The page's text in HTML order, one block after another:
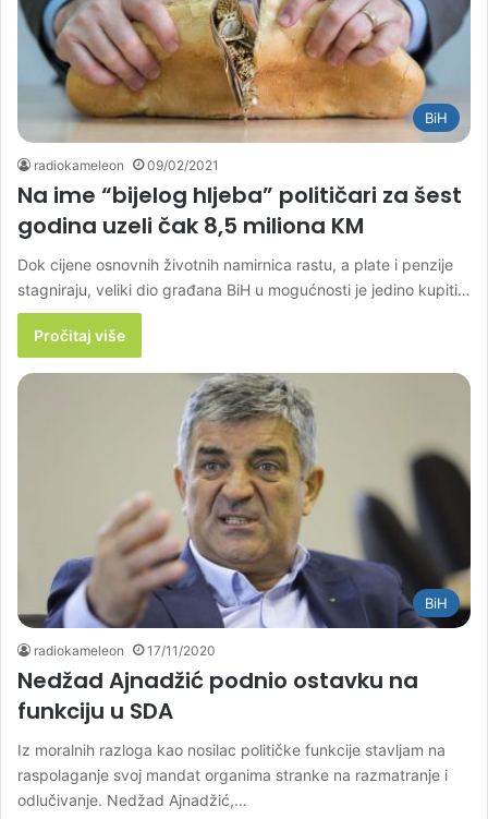
BiH
radiokameleon 09/02/2021
Na ime “bijelog hljeba” političari za šest
godina uzeli čak 8,5 miliona KM
Dok cijene osnovnih životnih namirnica rastu, a plate i penzije
stagniraju, veliki dio građana BiH u mogućnosti je jedino kupiti…
Pročitaj više
BiH
radiokameleon 17/11/2020
Nedžad Ajnadžić podnio ostavku na
funkciju u SDA
Iz moralnih razloga kao nosilac političke funkcije stavljam na
raspolaganje svoj mandat organima stranke na razmatranje i
odlučivanje. Nedžad Ajnadžić,…